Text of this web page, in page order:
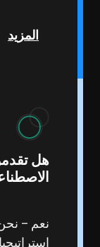
المزيد
هل
نعم –